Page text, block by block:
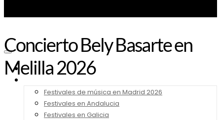
Noticias
Festivales de música en Madrid 2026
Festivales en Andalucia
Festivales en Galicia
Concierto Bely Basarte en
Melilla 2026